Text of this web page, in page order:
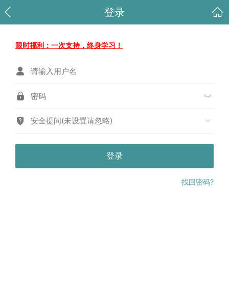
登录
限时福利：一次支持，终身学习！
安全提问(未设置请忽略)
登录
找回密码?